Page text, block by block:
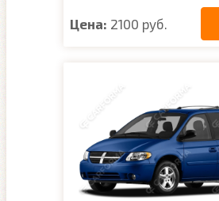
Цена: 2100 руб.